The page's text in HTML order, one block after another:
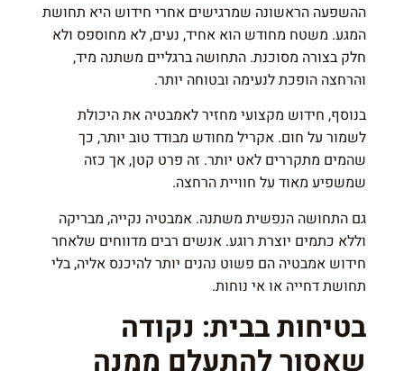
ההשפעה הראשונה שמרגישים אחרי חידוש היא תחושת
המגע. משטח מחודש הוא אחיד, נעים, לא מחוספס ולא
חלק בצורה מסוכנת. התחושה ברגליים משתנה מיד,
והרחצה הופכת לנעימה ובטוחה יותר.
בנוסף, חידוש מקצועי מחזיר לאמבטיה את היכולת
לשמור על חום. אקריל מחודש מבודד טוב יותר, כך
שהמים מתקררים לאט יותר. זה פרט קטן, אך כזה
שמשפיע מאוד על חוויית הרחצה.
גם התחושה הנפשית משתנה. אמבטיה נקייה, מבריקה
וללא כתמים יוצרת רוגע. אנשים רבים מדווחים שלאחר
חידוש אמבטיה הם פשוט נהנים יותר להיכנס אליה, בלי
תחושת דחייה או אי נוחות.
בטיחות בבית: נקודה
שאסור להתעלם ממנה